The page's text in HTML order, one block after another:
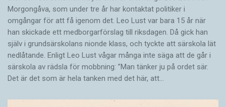
Morgongåva, som under tre år har kontaktat politiker i
omgångar för att få igenom det. Leo Lust var bara 15 år när
han skickade ett medborgarförslag till riksdagen. Då gick han
själv i grundsärskolans nionde klass, och tyckte att särskola lät
nedlåtande. Enligt Leo Lust vågar många inte säga att de går i
särskola av rädsla för mobbning: ”Man tänker ju på ordet sär.
Det är det som är hela tanken med det här, att…